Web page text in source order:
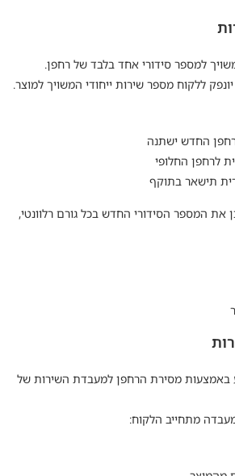
החדש ישתנה
לרחפן החלופי
תישאר בתוקף
את המספר הסידורי החדש בכל גורם רלוונטי,
באמצעות מסירת הרחפן למעבדת השירות של